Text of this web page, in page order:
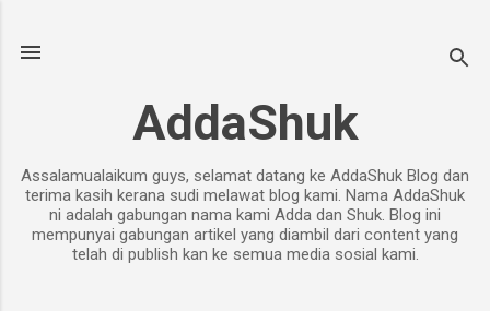
AddaShuk
Assalamualaikum guys, selamat datang ke AddaShuk Blog dan
terima kasih kerana sudi melawat blog kami. Nama AddaShuk
ni adalah gabungan nama kami Adda dan Shuk. Blog ini
mempunyai gabungan artikel yang diambil dari content yang
telah di publish kan ke semua media sosial kami.